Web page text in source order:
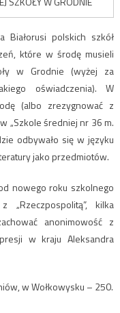
polskich szkół
które w środę musieli
w Grodnie (wyżej za
oświadczenia). W
(albo zrezygnować z
„Szkole średniej nr 36 m.
odbywało się w języku
jako przedmiotów.
nowego roku szkolnego
„Rzeczpospolitą”, kilka
anonimowość z
w kraju Aleksandra
w Wołkowysku – 250.